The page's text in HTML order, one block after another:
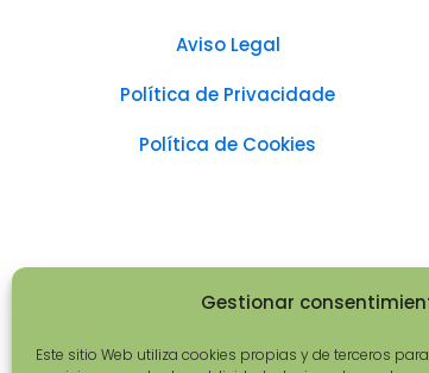
Gestionar
Este sitio Web utiliza cookies propias y de terceros
Aviso Legal
Política de Privacidade
Política de Cookies